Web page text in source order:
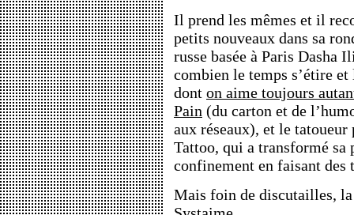
Il prend les mêmes et il
petits nouveaux dans sa
russe basée à Paris
combien le temps s’étire
dont on aime toujours
Pain (du carton et de
aux réseaux), et le
Tattoo, qui a transformé sa
confinement en faisant des
Mais foin de discutailles,